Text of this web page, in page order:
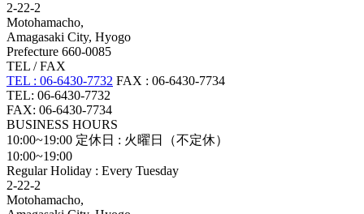
2-22-2
Motohamacho,
Amagasaki City, Hyogo
Prefecture 660-0085
TEL / FAX
TEL : 06-6430-7732 FAX : 06-6430-7734
TEL: 06-6430-7732
FAX: 06-6430-7734
BUSINESS HOURS
10:00~19:00 定休日 : 火曜日（不定休）
10:00~19:00
Regular Holiday : Every Tuesday
2-22-2
Motohamacho,